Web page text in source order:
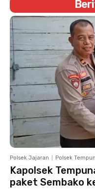
Polsek Jajaran Polsek
Kapolsek
paket Sembako